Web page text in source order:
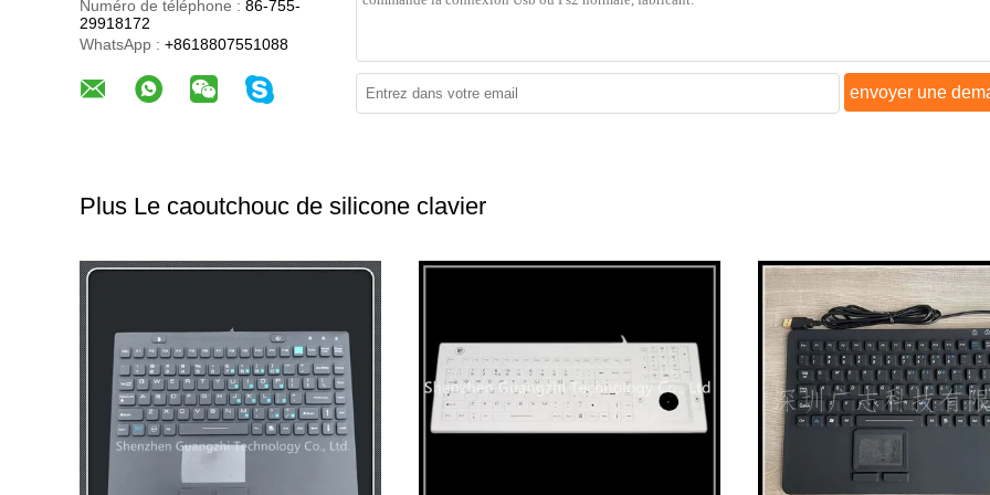
Numéro de téléphone : 86-755-
29918172
WhatsApp : +8618807551088
envoyer une
Plus Le caoutchouc de silicone clavier